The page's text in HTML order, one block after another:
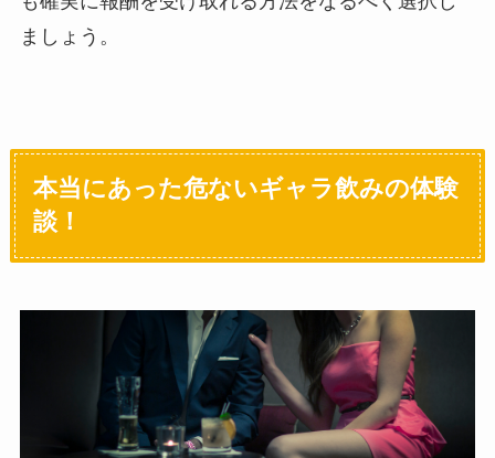
ましょう。
本当にあった危ないギャラ飲みの体験
談！